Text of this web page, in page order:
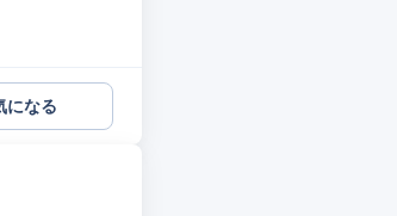
になる